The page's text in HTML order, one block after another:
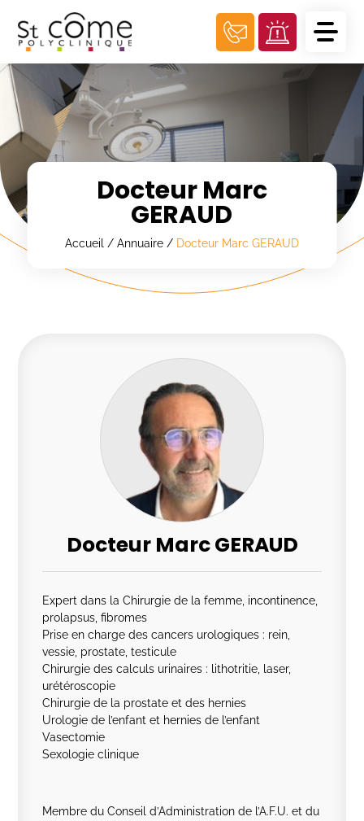
Docteur Marc
GERAUD
Accueil / Annuaire/ Docteur Marc GERAUD
Docteur Marc GERAUD
Expert dans la Chirurgie de la femme, incontinence,
prolapsus, fibromes
Prise en charge des cancers urologiques : rein,
vessie, prostate, testicule
Chirurgie des calculs urinaires : lithotritie, laser,
urétéroscopie
Chirurgie de la prostate et des hernies
Urologie de l’enfant et hernies de l’enfant
Vasectomie
Sexologie clinique
Membre du Conseil d’Administration de l’A.F.U. et du